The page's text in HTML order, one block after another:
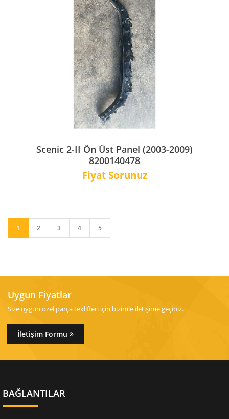
Scenic 2-II Ön Üst Panel (2003-2009)
8200140478
Fiyat Sorunuz
1 2 3 4 5
Uygun Fiyatlar
Size uygun özel parça teklifleri için bizimle iletişime geçiniz.
İletişim Formu
BAĞLANTILAR